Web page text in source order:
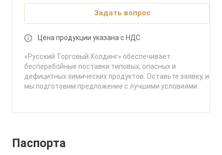
Задать вопрос
Цена продукции указана с НДС
«Русский Торговый Холдинг» обеспечивает
бесперебойные поставки типовых, опасных и
дефицитных химических продуктов. Оставьте заявку, и
мы подготовим предложение с лучшими условиями.
Паспорта